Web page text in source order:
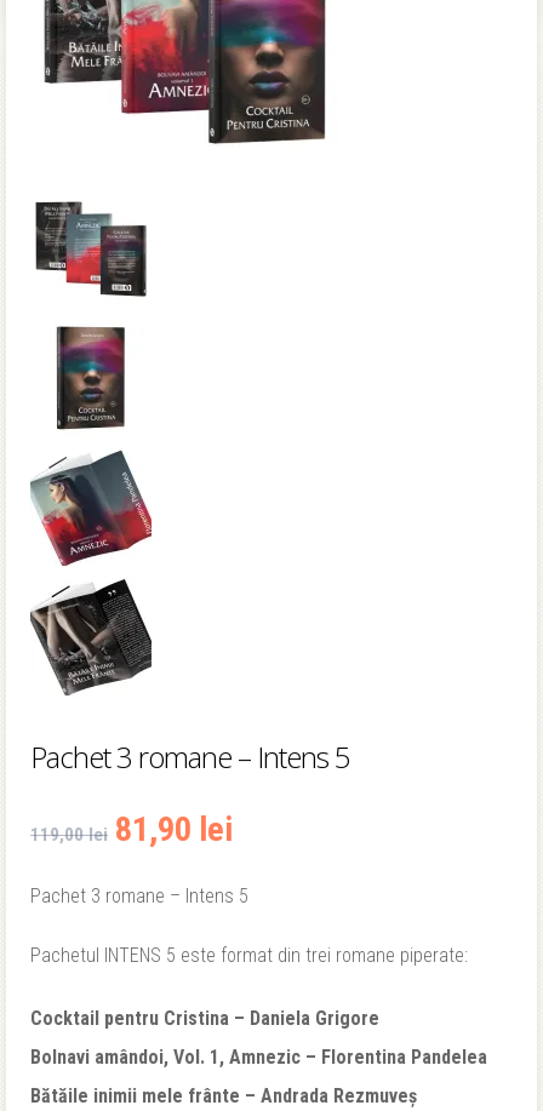
Pachet 3 romane – Intens 5
119,00lei Prețul
inițial
119,00 lei.
81,90 lei
curent
Pachet 3 romane – Intens 5
Pachetul INTENS 5 este format din trei romane piperate:
Cocktail pentru Cristina – Daniela Grigore
Bolnavi amândoi, Vol. 1, Amnezic – Florentina Pandelea
Bătăile inimii mele frânte – Andrada Rezmuveș